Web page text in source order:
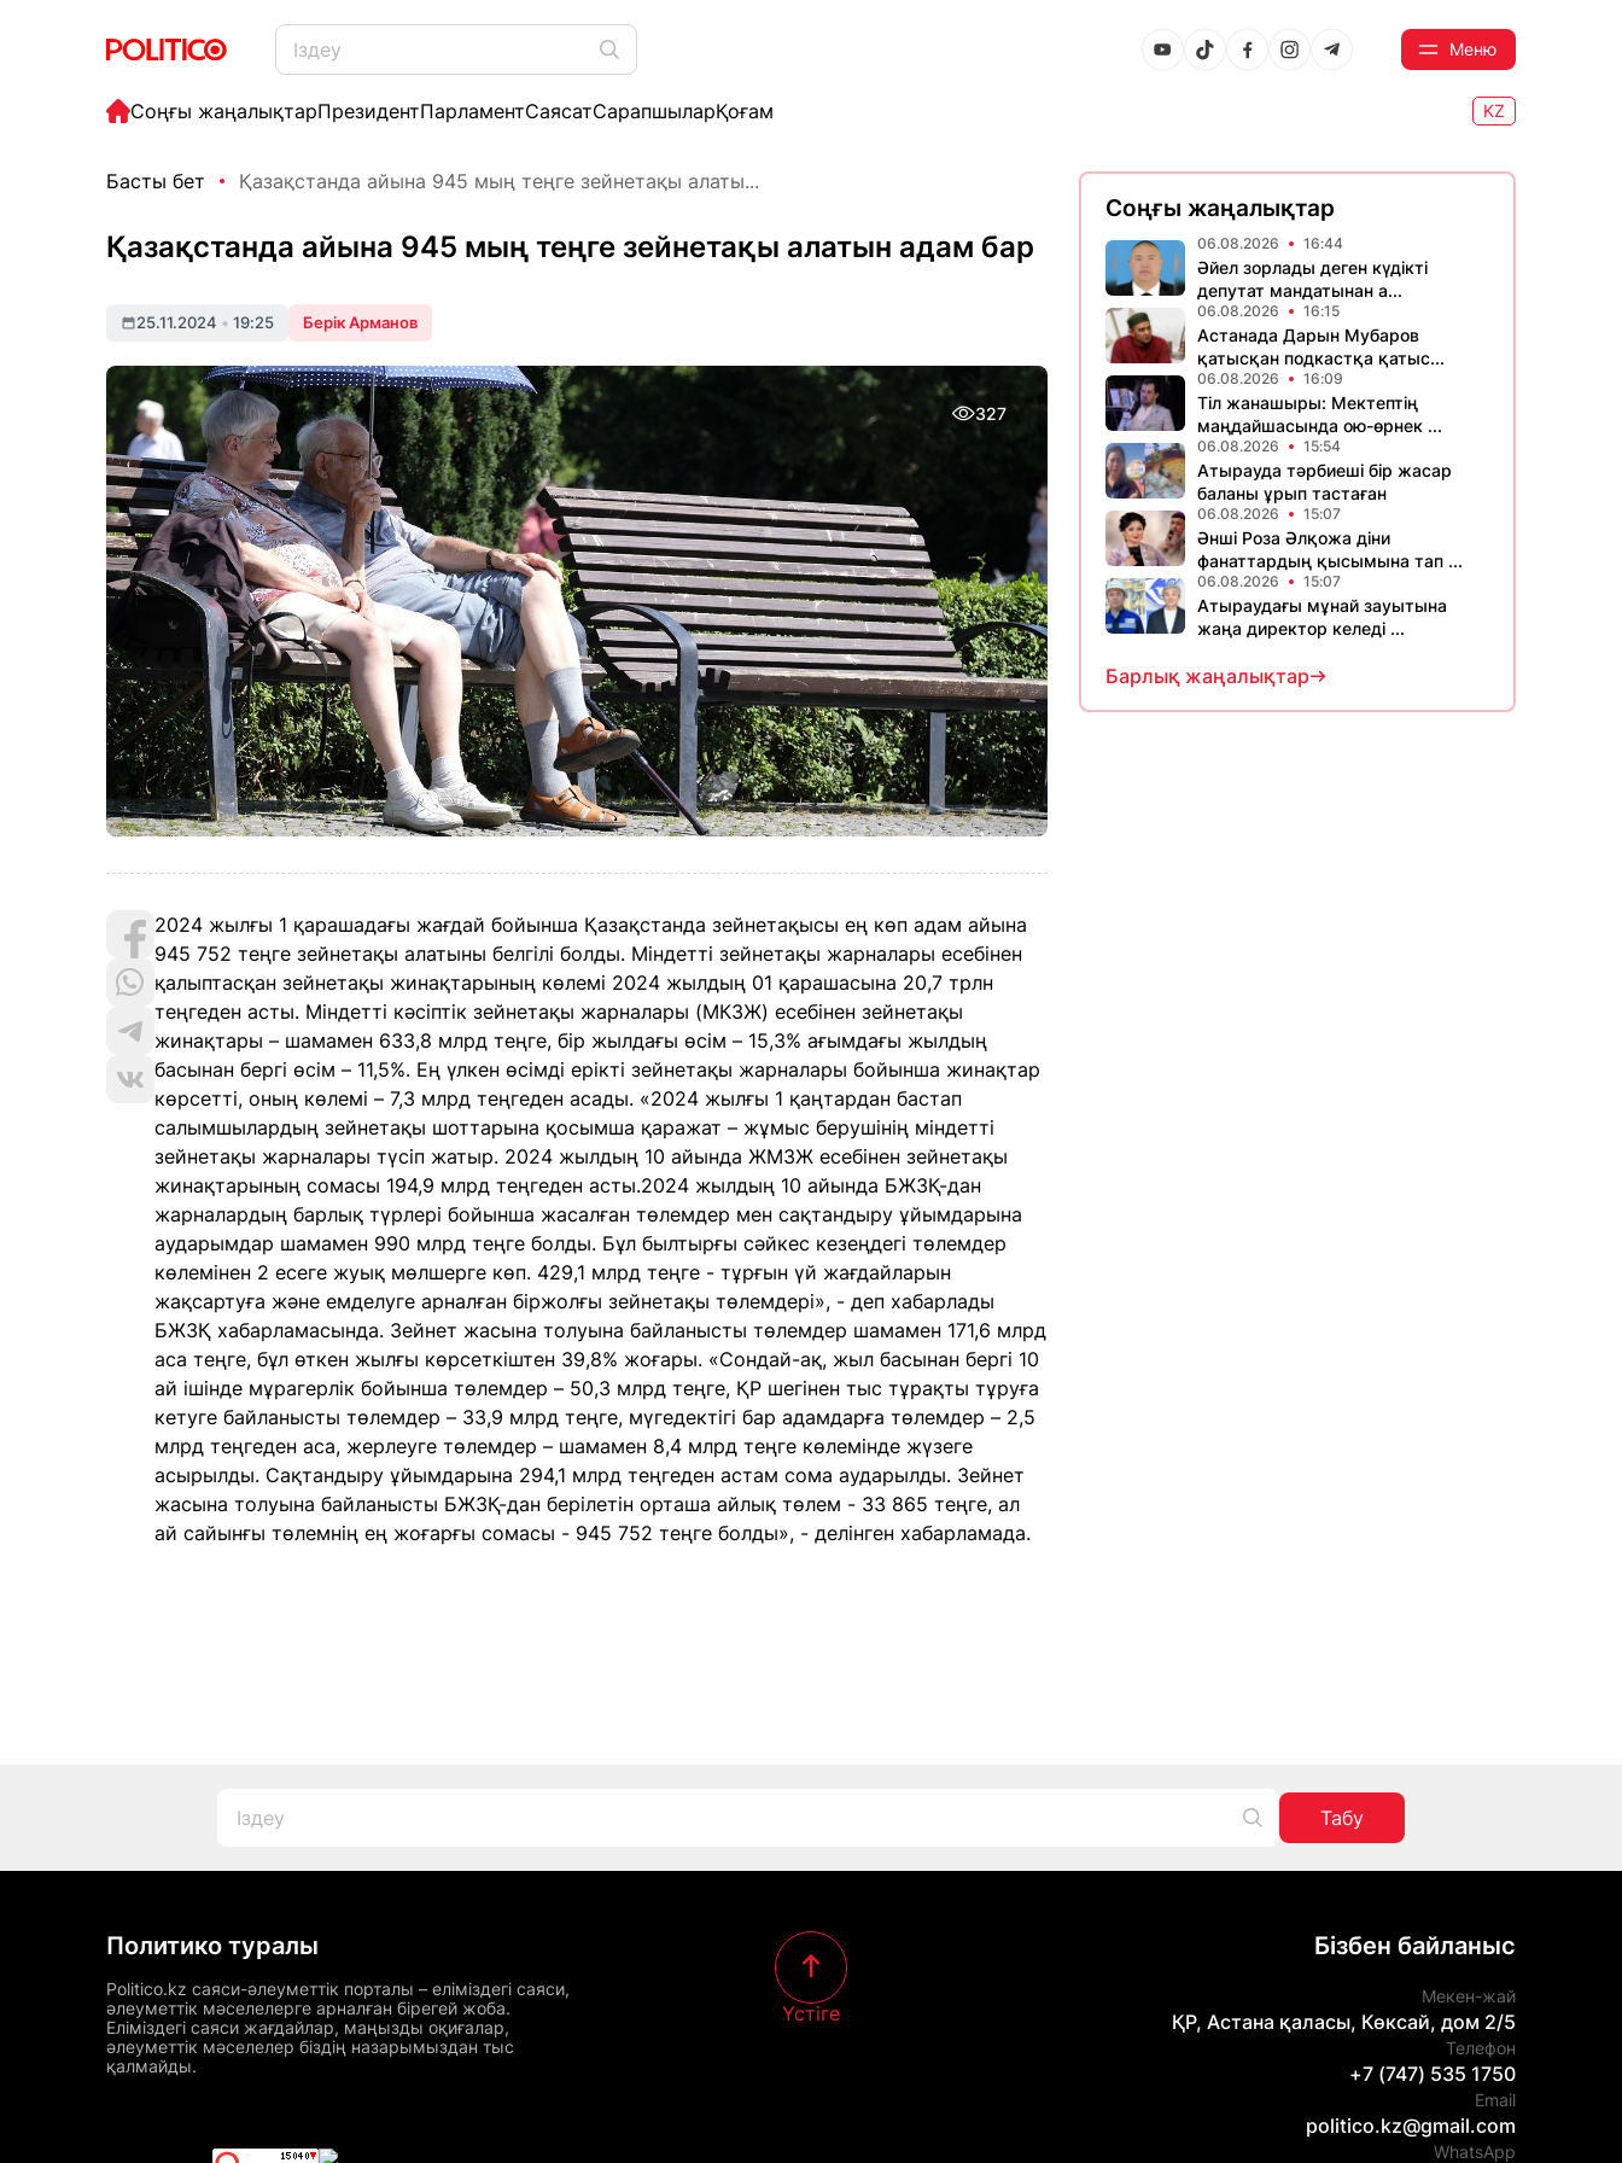
Меню
Соңғы жаңалықтарПрезидентПарламентСаясатСарапшыларҚоғам KZ
Басты бет Қазақстанда айына 945 мың теңге зейнетақы алаты...
Қазақстанда айына 945 мың теңге зейнетақы алатын адам бар
25.11.2024 • 19:25 Берік Арманов
327
2024 жылғы 1 қарашадағы жағдай бойынша Қазақстанда зейнетақысы ең көп адам айына
945 752 теңге зейнетақы алатыны белгілі болды. Міндетті зейнетақы жарналары есебінен
қалыптасқан зейнетақы жинақтарының көлемі 2024 жылдың 01 қарашасына 20,7 трлн
теңгеден асты. Міндетті кәсіптік зейнетақы жарналары (МКЗЖ) есебінен зейнетақы
жинақтары – шамамен 633,8 млрд теңге, бір жылдағы өсім – 15,3% ағымдағы жылдың
басынан бергі өсім – 11,5%. Ең үлкен өсімді ерікті зейнетақы жарналары бойынша жинақтар
көрсетті, оның көлемі – 7,3 млрд теңгеден асады. «2024 жылғы 1 қаңтардан бастап
салымшылардың зейнетақы шоттарына қосымша қаражат – жұмыс берушінің міндетті
зейнетақы жарналары түсіп жатыр. 2024 жылдың 10 айында ЖМЗЖ есебінен зейнетақы
жинақтарының сомасы 194,9 млрд теңгеден асты.2024 жылдың 10 айында БЖЗҚ-дан
жарналардың барлық түрлері бойынша жасалған төлемдер мен сақтандыру ұйымдарына
аударымдар шамамен 990 млрд теңге болды. Бұл былтырғы сәйкес кезеңдегі төлемдер
көлемінен 2 есеге жуық мөлшерге көп. 429,1 млрд теңге - тұрғын үй жағдайларын
жақсартуға және емделуге арналған біржолғы зейнетақы төлемдері», - деп хабарлады
БЖЗҚ хабарламасында. Зейнет жасына толуына байланысты төлемдер шамамен 171,6 млрд
аса теңге, бұл өткен жылғы көрсеткіштен 39,8% жоғары. «Сондай-ақ, жыл басынан бергі 10
ай ішінде мұрагерлік бойынша төлемдер – 50,3 млрд теңге, ҚР шегінен тыс тұрақты тұруға
кетуге байланысты төлемдер – 33,9 млрд теңге, мүгедектігі бар адамдарға төлемдер – 2,5
млрд теңгеден аса, жерлеуге төлемдер – шамамен 8,4 млрд теңге көлемінде жүзеге
асырылды. Сақтандыру ұйымдарына 294,1 млрд теңгеден астам сома аударылды. Зейнет
жасына толуына байланысты БЖЗҚ-дан берілетін орташа айлық төлем - 33 865 теңге, ал
ай сайынғы төлемнің ең жоғарғы сомасы - 945 752 теңге болды», - делінген хабарламада.
Соңғы жаңалықтар
06.08.2026 16:44
Әйел зорлады деген күдікті
депутат мандатынан а...
06.08.2026 16:15
Астанада Дарын Мубаров
қатысқан подкастқа қатыс...
06.08.2026 16:09
Тіл жанашыры: Мектептің
маңдайшасында ою-өрнек ...
06.08.2026 15:54
Атырауда тәрбиеші бір жасар
баланы ұрып тастаған
06.08.2026 15:07
Әнші Роза Әлқожа діни
фанаттардың қысымына тап ...
06.08.2026 15:07
Атыраудағы мұнай зауытына
жаңа директор келеді ...
Барлық жаңалықтар
Табу
Политико туралы
Politico.kz саяси-әлеуметтік порталы – еліміздегі саяси,
әлеуметтік мәселелерге арналған бірегей жоба.
Еліміздегі саяси жағдайлар, маңызды оқиғалар,
әлеуметтік мәселелер біздің назарымыздан тыс
қалмайды.
Үстіге
Бізбен байланыс
Мекен-жай
ҚР, Астана қаласы, Көксай, дом 2/5
Телефон
+7 (747) 535 1750
Email
politico.kz@gmail.com
WhatsApp